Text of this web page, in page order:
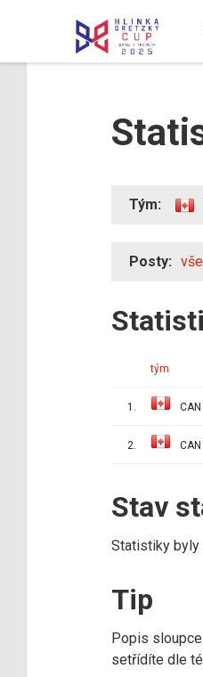
Tým:
Posty:
tým
1. CAN
2. CAN
Stav
Statistiky byly
Tip
Popis
setřídíte dle